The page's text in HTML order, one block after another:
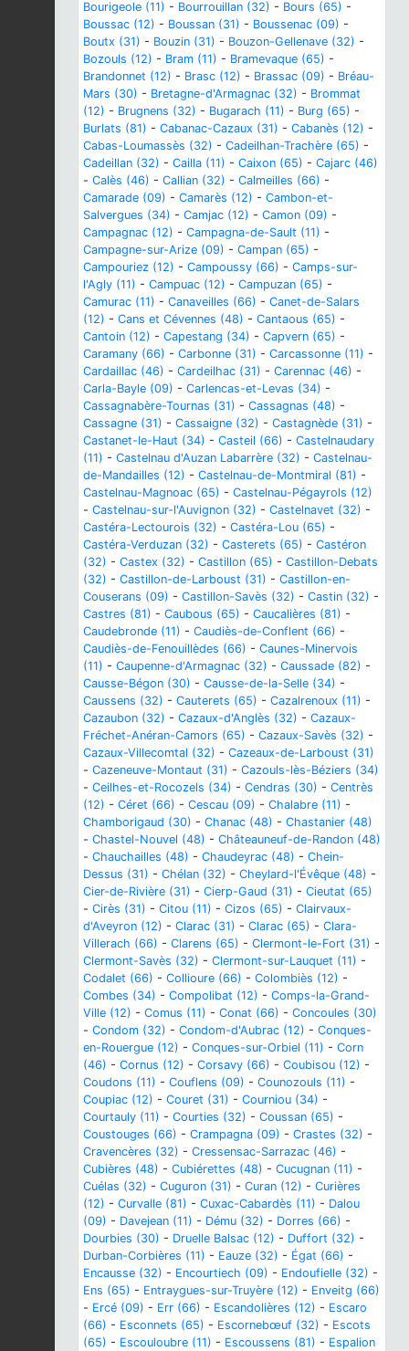
Bourigeole (11) - Bourrouillan (32) - Bours (65) -
Boussac (12) - Boussan (31) - Boussenac (09) -
Boutx (31) - Bouzin (31) - Bouzon-Gellenave (32) -
Bozouls (12) - Bram (11) - Bramevaque (65) -
Brandonnet (12) - Brasc (12) - Brassac (09) - Bréau-
Mars (30) - Bretagne-d'Armagnac (32) - Brommat
(12) - Brugnens (32) - Bugarach (11) - Burg (65) -
Burlats (81) - Cabanac-Cazaux (31) - Cabanès (12) -
Cabas-Loumassès (32) - Cadeilhan-Trachère (65) -
Cadeillan (32) - Cailla (11) - Caixon (65) - Cajarc (46)
- Calès (46) - Callian (32) - Calmeilles (66) -
Camarade (09) - Camarès (12) - Cambon-et-
Salvergues (34) - Camjac (12) - Camon (09) -
Campagnac (12) - Campagna-de-Sault (11) -
Campagne-sur-Arize (09) - Campan (65) -
Campouriez (12) - Campoussy (66) - Camps-sur-
l'Agly (11) - Campuac (12) - Campuzan (65) -
Camurac (11) - Canaveilles (66) - Canet-de-Salars
(12) - Cans et Cévennes (48) - Cantaous (65) -
Cantoin (12) - Capestang (34) - Capvern (65) -
Caramany (66) - Carbonne (31) - Carcassonne (11) -
Cardaillac (46) - Cardeilhac (31) - Carennac (46) -
Carla-Bayle (09) - Carlencas-et-Levas (34) -
Cassagnabère-Tournas (31) - Cassagnas (48) -
Cassagne (31) - Cassaigne (32) - Castagnède (31) -
Castanet-le-Haut (34) - Casteil (66) - Castelnaudary
(11) - Castelnau d'Auzan Labarrère (32) - Castelnau-
de-Mandailles (12) - Castelnau-de-Montmiral (81) -
Castelnau-Magnoac (65) - Castelnau-Pégayrols (12)
- Castelnau-sur-l'Auvignon (32) - Castelnavet (32) -
Castéra-Lectourois (32) - Castéra-Lou (65) -
Castéra-Verduzan (32) - Casterets (65) - Castéron
(32) - Castex (32) - Castillon (65) - Castillon-Debats
(32) - Castillon-de-Larboust (31) - Castillon-en-
Couserans (09) - Castillon-Savès (32) - Castin (32) -
Castres (81) - Caubous (65) - Caucalières (81) -
Caudebronde (11) - Caudiès-de-Conflent (66) -
Caudiès-de-Fenouillèdes (66) - Caunes-Minervois
(11) - Caupenne-d'Armagnac (32) - Caussade (82) -
Causse-Bégon (30) - Causse-de-la-Selle (34) -
Caussens (32) - Cauterets (65) - Cazalrenoux (11) -
Cazaubon (32) - Cazaux-d'Anglès (32) - Cazaux-
Fréchet-Anéran-Camors (65) - Cazaux-Savès (32) -
Cazaux-Villecomtal (32) - Cazeaux-de-Larboust (31)
- Cazeneuve-Montaut (31) - Cazouls-lès-Béziers (34)
- Ceilhes-et-Rocozels (34) - Cendras (30) - Centrès
(12) - Céret (66) - Cescau (09) - Chalabre (11) -
Chamborigaud (30) - Chanac (48) - Chastanier (48)
- Chastel-Nouvel (48) - Châteauneuf-de-Randon (48)
- Chauchailles (48) - Chaudeyrac (48) - Chein-
Dessus (31) - Chélan (32) - Cheylard-l'Évêque (48) -
Cier-de-Rivière (31) - Cierp-Gaud (31) - Cieutat (65)
- Cirès (31) - Citou (11) - Cizos (65) - Clairvaux-
d'Aveyron (12) - Clarac (31) - Clarac (65) - Clara-
Villerach (66) - Clarens (65) - Clermont-le-Fort (31) -
Clermont-Savès (32) - Clermont-sur-Lauquet (11) -
Codalet (66) - Collioure (66) - Colombiès (12) -
Combes (34) - Compolibat (12) - Comps-la-Grand-
Ville (12) - Comus (11) - Conat (66) - Concoules (30)
- Condom (32) - Condom-d'Aubrac (12) - Conques-
en-Rouergue (12) - Conques-sur-Orbiel (11) - Corn
(46) - Cornus (12) - Corsavy (66) - Coubisou (12) -
Coudons (11) - Couflens (09) - Counozouls (11) -
Coupiac (12) - Couret (31) - Courniou (34) -
Courtauly (11) - Courties (32) - Coussan (65) -
Coustouges (66) - Crampagna (09) - Crastes (32) -
Cravencères (32) - Cressensac-Sarrazac (46) -
Cubières (48) - Cubiérettes (48) - Cucugnan (11) -
Cuélas (32) - Cuguron (31) - Curan (12) - Curières
(12) - Curvalle (81) - Cuxac-Cabardès (11) - Dalou
(09) - Davejean (11) - Dému (32) - Dorres (66) -
Dourbies (30) - Druelle Balsac (12) - Duffort (32) -
Durban-Corbières (11) - Eauze (32) - Égat (66) -
Encausse (32) - Encourtiech (09) - Endoufielle (32) -
Ens (65) - Entraygues-sur-Truyère (12) - Enveitg (66)
- Ercé (09) - Err (66) - Escandolières (12) - Escaro
(66) - Esconnets (65) - Escornebœuf (32) - Escots
(65) - Escouloubre (11) - Escoussens (81) - Espalion